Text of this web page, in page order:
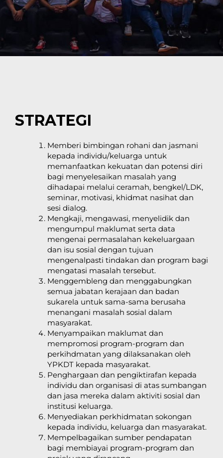
STRATEGI
Memberi bimbingan rohani dan jasmani
kepada individu/keluarga untuk
memanfaatkan kekuatan dan potensi diri
bagi menyelesaikan masalah yang
dihadapai melalui ceramah, bengkel/LDK,
seminar, motivasi, khidmat nasihat dan
sesi dialog.
Mengkaji, mengawasi, menyelidik dan
mengumpul maklumat serta data
mengenai permasalahan kekeluargaan
dan isu sosial dengan tujuan
mengenalpasti tindakan dan program bagi
mengatasi masalah tersebut.
Menggembleng dan menggabungkan
semua jabatan kerajaan dan badan
sukarela untuk sama-sama berusaha
menangani masalah sosial dalam
masyarakat.
Menyampaikan maklumat dan
mempromosi program-program dan
perkihdmatan yang dilaksanakan oleh
YPKDT kepada masyarakat.
Penghargaan dan pengiktirafan kepada
individu dan organisasi di atas sumbangan
dan jasa mereka dalam aktiviti sosial dan
institusi keluarga.
Menyediakan perkhidmatan sokongan
kepada individu, keluarga dan masyarakat.
Mempelbagaikan sumber pendapatan
bagi membiayai program-program dan